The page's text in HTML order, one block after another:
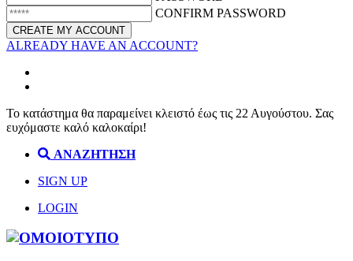
CONFIRM PASSWORD
ALREADY HAVE AN ACCOUNT?
Το κατάστημα θα παραμείνει κλειστό έως τις 22 Αυγούστου. Σας
ευχόμαστε καλό καλοκαίρι!
ΑΝΑΖΗΤΗΣΗ
SIGN UP
LOGIN